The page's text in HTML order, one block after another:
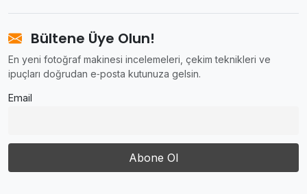
Bültene Üye Olun!
En yeni fotoğraf makinesi incelemeleri, çekim teknikleri ve
ipuçları doğrudan e‑posta kutunuza gelsin.
Email